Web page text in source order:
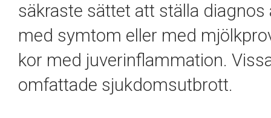
säkraste sättet att ställa
med symtom eller med
kor med juverinflammation.
omfattade sjukdomsutbrott.